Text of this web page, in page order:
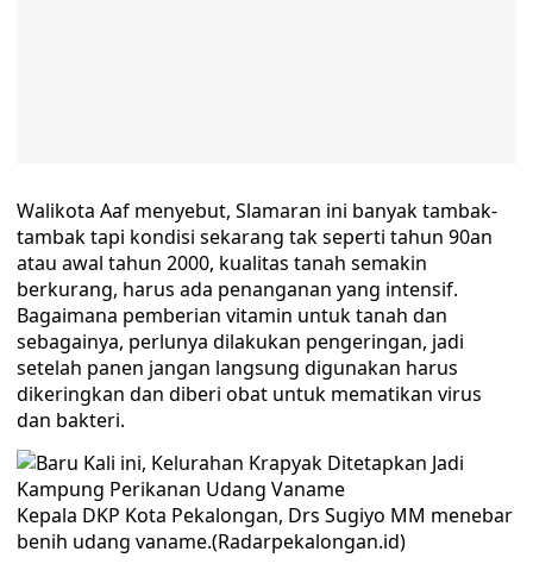
Walikota Aaf menyebut, Slamaran ini banyak tambak-
tambak tapi kondisi sekarang tak seperti tahun 90an
atau awal tahun 2000, kualitas tanah semakin
berkurang, harus ada penanganan yang intensif.
Bagaimana pemberian vitamin untuk tanah dan
sebagainya, perlunya dilakukan pengeringan, jadi
setelah panen jangan langsung digunakan harus
dikeringkan dan diberi obat untuk mematikan virus
dan bakteri.
Kepala DKP Kota Pekalongan, Drs Sugiyo MM menebar
benih udang vaname.(Radarpekalongan.id)